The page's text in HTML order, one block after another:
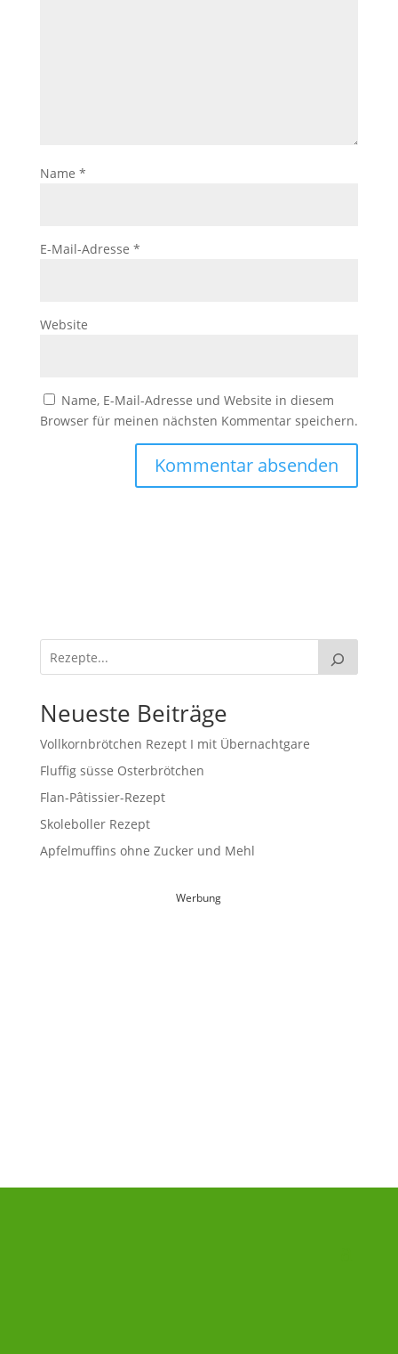
Name *
E-Mail-Adresse *
Website
Name, E-Mail-Adresse und Website in diesem
Browser für meinen nächsten Kommentar speichern.
Neueste Beiträge
Vollkornbrötchen Rezept I mit Übernachtgare
Fluffig süsse Osterbrötchen
Flan-Pâtissier-Rezept
Skoleboller Rezept
Apfelmuffins ohne Zucker und Mehl
Werbung